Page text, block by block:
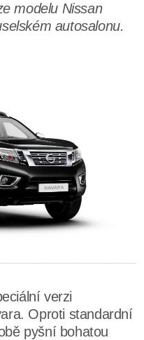
modelu Nissan
autosalonu.
verzi
Oproti standardní
pyšní bohatou